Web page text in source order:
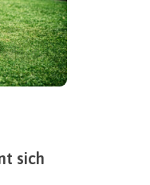
sich